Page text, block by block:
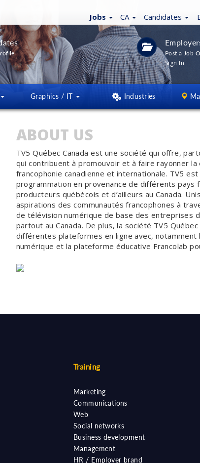
Jobs CA Candidates
Post a Job
Sign In
Graphics / IT Industries
ABOUT US
TV5 Québec Canada est une société qui offre,
qui contribuent à promouvoir et à faire rayonner
francophonie canadienne et internationale. TV5
programmation en provenance de différents pays
producteurs québécois et d’ailleurs au Canada.
aspirations des communautés francophones à
de télévision numérique de base des entreprises
partout au Canada. De plus, la société TV5
différentes plateformes en ligne avec,
numérique et la plateforme éducative Francolab
Training
Marketing
Communications
Web
Social networks
Business development
Management
HR / Employer brand